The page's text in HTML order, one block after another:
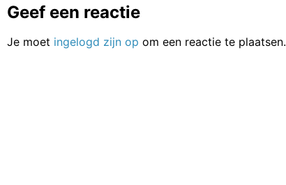
Geef een reactie
Je moet ingelogd zijn op om een reactie te plaatsen.